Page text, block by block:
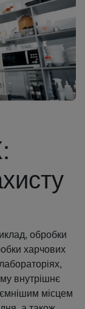
обробки
харчових
внутрішнє
місцем